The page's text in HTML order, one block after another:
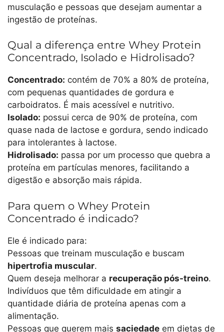
musculação e pessoas que desejam aumentar a
ingestão de proteínas.
Qual a diferença entre Whey Protein
Concentrado, Isolado e Hidrolisado?
Concentrado: contém de 70% a 80% de proteína,
com pequenas quantidades de gordura e
carboidratos. É mais acessível e nutritivo.
Isolado: possui cerca de 90% de proteína, com
quase nada de lactose e gordura, sendo indicado
para intolerantes à lactose.
Hidrolisado: passa por um processo que quebra a
proteína em partículas menores, facilitando a
digestão e absorção mais rápida.
Para quem o Whey Protein
Concentrado é indicado?
Ele é indicado para:
Pessoas que treinam musculação e buscam
hipertrofia muscular.
Quem deseja melhorar a recuperação pós-treino.
Indivíduos que têm dificuldade em atingir a
quantidade diária de proteína apenas com a
alimentação.
Pessoas que querem mais saciedade em dietas de